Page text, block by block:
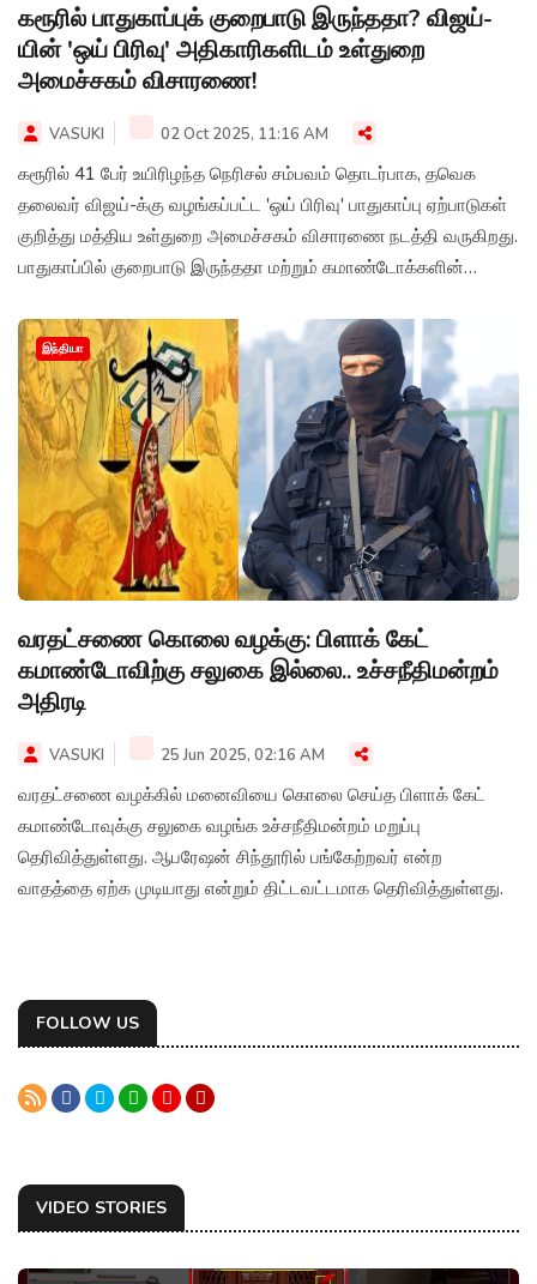
கரூரில் பாதுகாப்புக் குறைபாடு இருந்ததா? விஜய்-
யின் 'ஒய் பிரிவு' அதிகாரிகளிடம் உள்துறை
அமைச்சகம் விசாரணை!
VASUKI 02 Oct 2025, 11:16 AM
கரூரில் 41 பேர் உயிரிழந்த நெரிசல் சம்பவம் தொடர்பாக, தவெக
தலைவர் விஜய்-க்கு வழங்கப்பட்ட 'ஒய் பிரிவு' பாதுகாப்பு ஏற்பாடுகள்
குறித்து மத்திய உள்துறை அமைச்சகம் விசாரணை நடத்தி வருகிறது.
பாதுகாப்பில் குறைபாடு இருந்ததா மற்றும் கமாண்டோக்களின்
இந்தியா
வரதட்சணை கொலை வழக்கு: பிளாக் கேட்
கமாண்டோவிற்கு சலுகை இல்லை.. உச்சநீதிமன்றம்
அதிரடி
VASUKI 25 Jun 2025, 02:16 AM
வரதட்சணை வழக்கில் மனைவியை கொலை செய்த பிளாக் கேட்
கமாண்டோவுக்கு சலுகை வழங்க உச்சநீதிமன்றம் மறுப்பு
தெரிவித்துள்ளது. ஆபரேஷன் சிந்தூரில் பங்கேற்றவர் என்ற
வாதத்தை ஏற்க முடியாது என்றும் திட்டவட்டமாக தெரிவித்துள்ளது.
FOLLOW US
VIDEO STORIES